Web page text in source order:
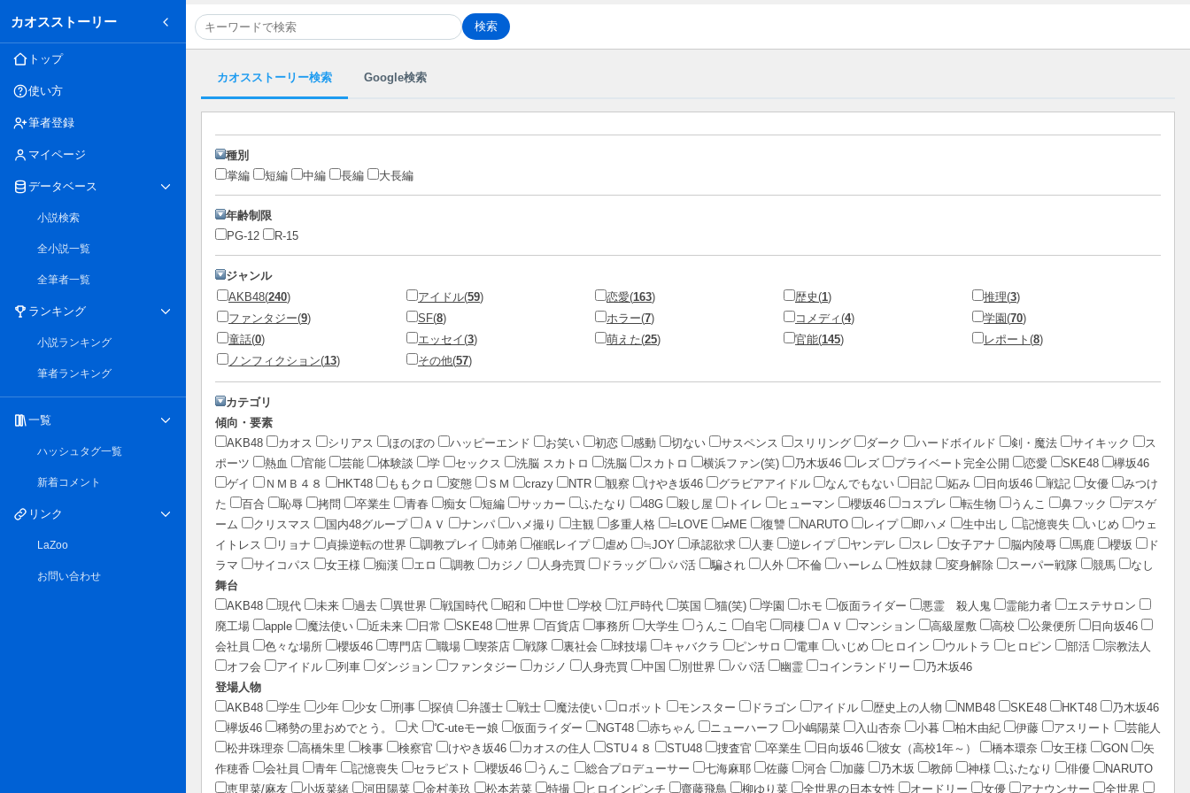
カオスストーリー
トップ
使い方
筆者登録
マイページ
データベース
小説検索
全小説一覧
全筆者一覧
ランキング
小説ランキング
筆者ランキング
一覧
ハッシュタグ一覧
新着コメント
リンク
LaZoo
お問い合わせ
カオスストーリー検索 Google検索
種別
掌編
短編 中編 長編 大長編
年齢制限
PG-12
R-15
ジャンル
AKB48(240) アイドル(59) 恋愛(163) 歴史(1) 推理(3)
ファンタジー(9) SF(8) ホラー(7) コメディ(4) 学園(70)
童話(0) エッセイ(3) 萌えた(25) 官能(145) レポート(8)
ノンフィクション(13) その他(57)
カテゴリ
傾向・要素
AKB48
カオス シリアス ほのぼの ハッピーエンド お笑い 初恋 感動 切ない サスペンス スリリング ダーク ハードボイルド 剣・魔法 サイキック
ス
ポーツ
熱血 官能 芸能 体験談 学 セックス 洗脳 スカトロ 洗脳 スカトロ 横浜ファン(笑) 乃木坂46 レズ プライベート完全公開 恋愛 SKE48
欅坂46
ゲイ
ＮＭＢ４８ HKT48 ももクロ 変態 ＳＭ crazy NTR 観察 けやき坂46 グラビアアイドル なんでもない 日記 妬み 日向坂46 戦記 女優
みつけ
た
百合 恥辱 拷問 卒業生 青春 痴女 短編 サッカー ふたなり 48G 殺し屋 トイレ ヒューマン 櫻坂46 コスプレ 転生物 うんこ 鼻フック
デスゲ
ーム
クリスマス 国内48グループ ＡＶ ナンパ ハメ撮り 主観 多重人格 =LOVE ≠ME 復讐 NARUTO レイプ 即ハメ 生中出し 記憶喪失 いじめ
ウェ
イトレス
リョナ 貞操逆転の世界 調教プレイ 姉弟 催眠レイプ 虐め ≒JOY 承認欲求 人妻 逆レイプ ヤンデレ スレ 女子アナ 脳内陵辱 馬鹿 櫻坂
ド
ラマ
サイコパス 女王様 痴漢 エロ 調教 カジノ 人身売買 ドラッグ パパ活 騙され 人外 不倫 ハーレム 性奴隷 変身解除 スーパー戦隊 競馬
なし
舞台
AKB48
現代 未来 過去 異世界 戦国時代 昭和 中世 学校 江戸時代 英国 猫(笑) 学園 ホモ 仮面ライダー 悪霊 殺人鬼 霊能力者
エステサロン
廃工場
apple 魔法使い 近未来 日常 SKE48 世界 百貨店 事務所 大学生 うんこ 自宅 同棲 ＡＶ マンション 高級屋敷 高校 公衆便所
日向坂46
会社員
色々な場所 櫻坂46 専門店 職場 喫茶店 戦隊 裏社会 球技場 キャバクラ ピンサロ 電車 いじめ ヒロイン ウルトラ ヒロピン 部活
宗教法人
オフ会
アイドル 列車 ダンジョン ファンタジー カジノ 人身売買 中国 別世界 パパ活 幽霊 コインランドリー
乃木坂46
登場人物
AKB48
学生 少年 少女 刑事 探偵 弁護士 戦士 魔法使い ロボット モンスター ドラゴン アイドル 歴史上の人物 NMB48 SKE48 HKT48
乃木坂46
欅坂46
稀勢の里おめでとう。 犬 ℃-uteモー娘 仮面ライダー NGT48 赤ちゃん ニューハーフ 小嶋陽菜 入山杏奈 小暮 柏木由紀 伊藤 アスリート
芸能人
松井珠理奈
高橋朱里 検事 検察官 けやき坂46 カオスの住人 STU４８ STU48 捜査官 卒業生 日向坂46 彼女（高校1年～） 橋本環奈 女王様 GON
矢
作穂香
会社員 青年 記憶喪失 セラピスト 櫻坂46 うんこ 総合プロデューサー 七海麻耶 佐藤 河合 加藤 乃木坂 教師 神様 ふたなり 俳優
NARUTO
恵里菜/麻友
小坂菜緒 河田陽菜 金村美玖 松本若菜 特撮 ヒロインピンチ 齋藤飛鳥 柳ゆり菜 全世界の日本女性 オードリー 女優 アナウンサー 全世界